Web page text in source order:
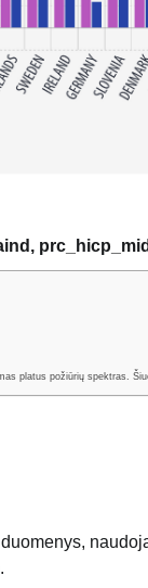
platus požiūrių spektras.